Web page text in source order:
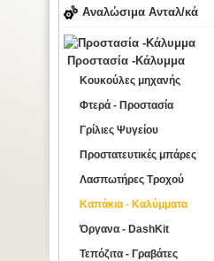
Αναλώσιμα Ανταλ/κά
Προστασία -Κάλυμμα
Κουκούλες μηχανής
Φτερά - Προστασία
Γρίλιες Ψυγείου
Προστατευτικές μπάρες
Λασπωτήρες Τροχού
Καπάκια - Καλύμματα
Όργανα - DashKit
Τεπόζιτα - Γραβάτες